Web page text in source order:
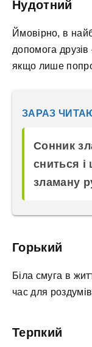
Нудотний
Ймовірно, в
допомога друзів
якщо лише
ЗАРАЗ
Сонник
сниться
зламану
Горький
Біла смуга в
час для
Терпкий